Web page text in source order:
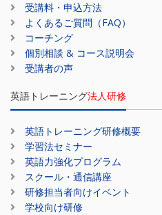
受講料・申込方法
よくあるご質問（FAQ）
コーチング
個別相談 & コース説明会
受講者の声
英語トレーニング法人研修
英語トレーニング研修概要
学習法セミナー
英語力強化プログラム
スクール・通信講座
研修担当者向けイベント
学校向け研修